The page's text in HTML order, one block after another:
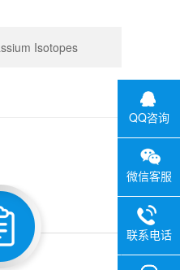
Isotopes
QQ咨询
微信客服
联系电话